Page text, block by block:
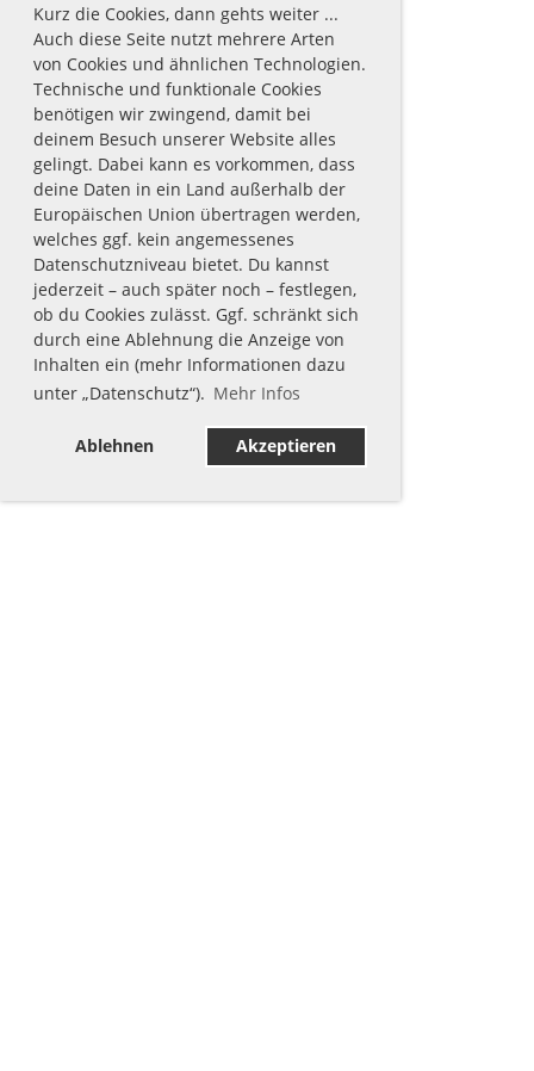
Kurz die Cookies, dann gehts weiter ...
Auch diese Seite nutzt mehrere Arten
von Cookies und ähnlichen Technologien.
Technische und funktionale Cookies
benötigen wir zwingend, damit bei
deinem Besuch unserer Website alles
gelingt. Dabei kann es vorkommen, dass
deine Daten in ein Land außerhalb der
Europäischen Union übertragen werden,
welches ggf. kein angemessenes
Datenschutzniveau bietet. Du kannst
jederzeit – auch später noch – festlegen,
ob du Cookies zulässt. Ggf. schränkt sich
durch eine Ablehnung die Anzeige von
Inhalten ein (mehr Informationen dazu
unter „Datenschutz“). Mehr Infos
Ablehnen Akzeptieren